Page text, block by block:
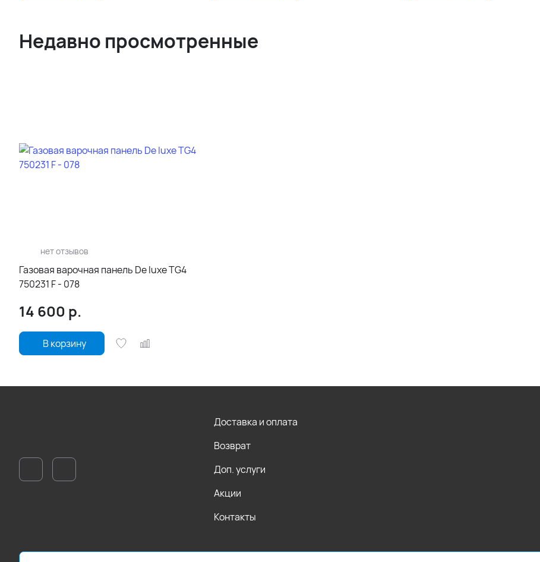
Недавно просмотренные
нет отзывов
Газовая варочная панель De luxe TG4
750231 F - 078
14 600 р.
В корзину
Доставка и оплата
Возврат
Доп. услуги
Акции
Контакты